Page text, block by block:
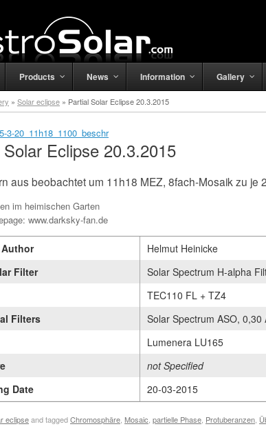
Products News Information Gallery
» Solar eclipse » Partial Solar Eclipse 20.3.2015
Eclipse 20.3.2015
aus beobachtet um 11h18 MEZ, 8fach-Mosaik zu je
im heimischen Garten
www.darksky-fan.de
Helmut Heinicke
Filter
Solar Spectrum H-alpha
TEC110 FL + TZ4
Filters
Solar Spectrum ASO, 0,30
Lumenera LU165
not Specified
Date
20-03-2015
eclipseand taggedChromosphäre, Mosaic, partielle Phase, Protuberanzen,